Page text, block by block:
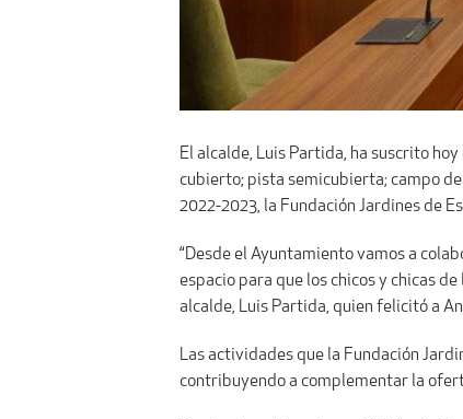
El alcalde, Luis Partida, ha suscrito
cubierto; pista semicubierta; campo
2022-2023, la Fundación Jardines de
“Desde el Ayuntamiento vamos a
espacio para que los chicos y chicas
alcalde, Luis Partida, quien felicitó a
Las actividades que la Fundación
contribuyendo a complementar la